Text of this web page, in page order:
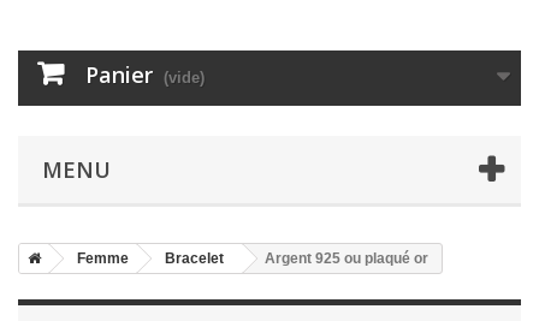
Panier (vide)
MENU
Femme Bracelet Argent 925 ou plaqué or